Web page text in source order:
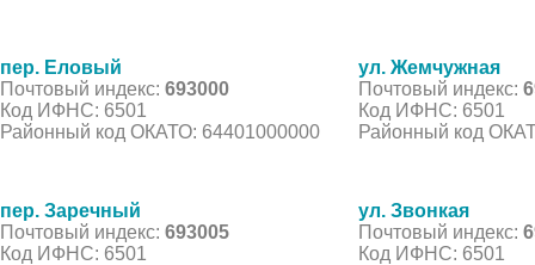
пер. Еловый
Почтовый индекс: 693000
Код ИФНС: 6501
Районный код ОКАТО: 64401000000
ул. Жемчужная
Почтовый индекс:
Код ИФНС: 6501
Районный код
пер. Заречный
Почтовый индекс: 693005
Код ИФНС: 6501
ул. Звонкая
Почтовый индекс:
Код ИФНС: 6501